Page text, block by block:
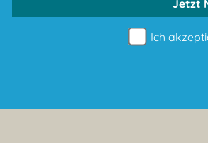
Jetzt
Ich